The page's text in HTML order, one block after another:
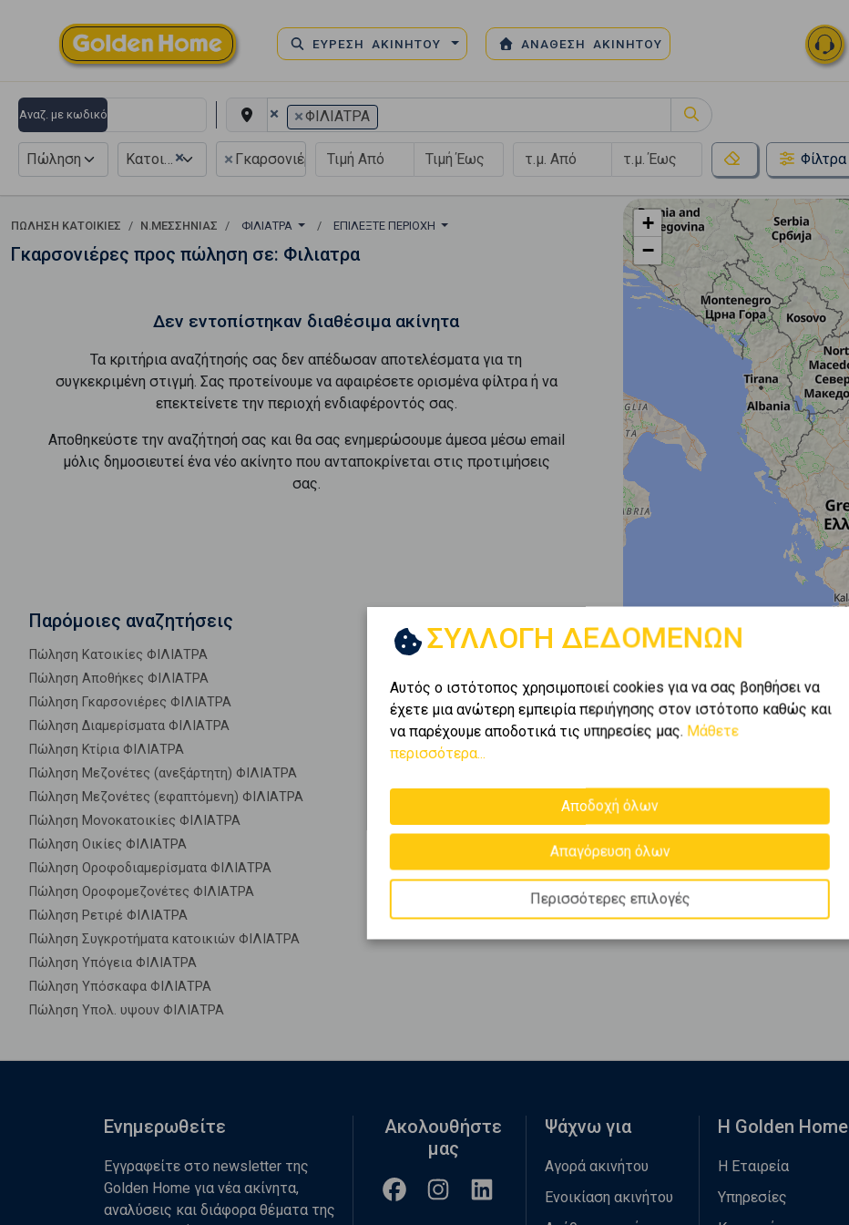
ΕΥΡΕΣΗ ΑΚΙΝΗΤΟΥ ΑΝΑΘΕΣΗ ΑΚΙΝΗΤΟΥ
Αναζ. με κωδικό × ×ΦΙΛΙΑΤΡΑ
Πώληση ×
Κατοικία × Γκαρσονιέρα Φίλτρα
ΠΏΛΗΣΗ ΚΑΤΟΙΚΊΕΣ Ν.ΜΕΣΣΗΝΙΑΣ ΦΙΛΙΑΤΡΑ ΕΠΙΛΈΞΤΕ ΠΕΡΙΟΧΉ
Γκαρσονιέρες προς πώληση σε: Φιλιατρα
Δεν εντοπίστηκαν διαθέσιμα ακίνητα
Τα κριτήρια αναζήτησής σας δεν απέδωσαν αποτελέσματα για τη
συγκεκριμένη στιγμή. Σας προτείνουμε να αφαιρέσετε ορισμένα φίλτρα ή να
επεκτείνετε την περιοχή ενδιαφέροντός σας.
Αποθηκεύστε την αναζήτησή σας και θα σας ενημερώσουμε άμεσα μέσω email
μόλις δημοσιευτεί ένα νέο ακίνητο που ανταποκρίνεται στις προτιμήσεις
σας.
Παρόμοιες αναζητήσεις
Πώληση Κατοικίες ΦΙΛΙΑΤΡΑ
Πώληση Αποθήκες ΦΙΛΙΑΤΡΑ
Πώληση Γκαρσονιέρες ΦΙΛΙΑΤΡΑ
Πώληση Διαμερίσματα ΦΙΛΙΑΤΡΑ
Πώληση Κτίρια ΦΙΛΙΑΤΡΑ
Πώληση Μεζονέτες (ανεξάρτητη) ΦΙΛΙΑΤΡΑ
Πώληση Μεζονέτες (εφαπτόμενη) ΦΙΛΙΑΤΡΑ
Πώληση Μονοκατοικίες ΦΙΛΙΑΤΡΑ
Πώληση Οικίες ΦΙΛΙΑΤΡΑ
Πώληση Οροφοδιαμερίσματα ΦΙΛΙΑΤΡΑ
Πώληση Οροφομεζονέτες ΦΙΛΙΑΤΡΑ
Πώληση Ρετιρέ ΦΙΛΙΑΤΡΑ
Πώληση Συγκροτήματα κατοικιών ΦΙΛΙΑΤΡΑ
Πώληση Υπόγεια ΦΙΛΙΑΤΡΑ
Πώληση Υπόσκαφα ΦΙΛΙΑΤΡΑ
Πώληση Υπολ. υψουν ΦΙΛΙΑΤΡΑ
+
−
ΣΥΛΛΟΓΗ ΔΕΔΟΜΕΝΩΝ
Αυτός ο ιστότοπος χρησιμοποιεί cookies για να σας βοηθήσει να
έχετε μια ανώτερη εμπειρία περιήγησης στον ιστότοπο καθώς και
να παρέχουμε αποδοτικά τις υπηρεσίες μας. Μάθετε
περισσότερα...
Αποδοχή όλων
Απαγόρευση όλων
Περισσότερες επιλογές
Ενημερωθείτε
Εγγραφείτε στο newsletter της
Golden Home για νέα ακίνητα,
αναλύσεις και διάφορα θέματα της
Ακολουθήστε
μας
Ψάχνω για
Αγορά ακινήτου
Ενοικίαση ακινήτου
Η Golden Home
Η Εταιρεία
Υπηρεσίες